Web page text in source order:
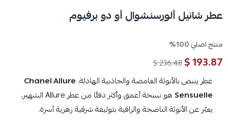
عطر شانيل ألورسنشوال أو دو برفيوم
منتج اصلي 100%
193.87 $
236.48 $
عطر ينبض بالأنوثة الغامضة والجاذبية الهادئة. Chanel Allure
Sensuelle
هو نسخة أعمق وأكثر دفئًا من عطر Allure الشهير،
يعبّر عن الأنوثة الناضجة والراقية بتوليفة شرقية زهرية آسرة.